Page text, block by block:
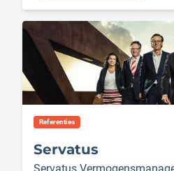
Referenties
Servatus
Servatus